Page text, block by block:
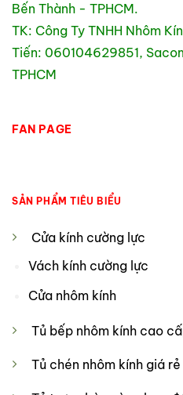
Bến Thành - TPHCM.
TK: Công Ty TNHH Nhôm
Tiến: 060104629851,
TPHCM
FAN PAGE
SẢN PHẨM TIÊU BIỂU
Cửa kính cường lực
Vách kính cường lực
Cửa nhôm kính
Tủ bếp nhôm kính cao
Tủ chén nhôm kính giá rẻ